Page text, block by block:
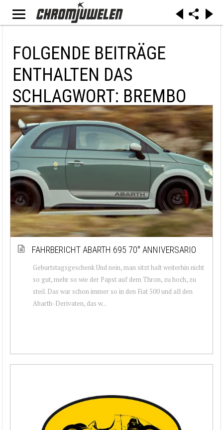
FOLGENDE BEITRÄGE
ENTHALTEN DAS
SCHLAGWORT: BREMBO
FAHRBERICHT ABARTH 695 70° ANNIVERSARIO
Geburtstagsgeschenk Und nein, man sitzt halt weiterhin nicht
so gut, mehr so wie der Papst auf dem Thron, zu hoch, zu
steil. Das war schon immer so in den Fiat 500 und all den
Abarth-Derivaten, das w...